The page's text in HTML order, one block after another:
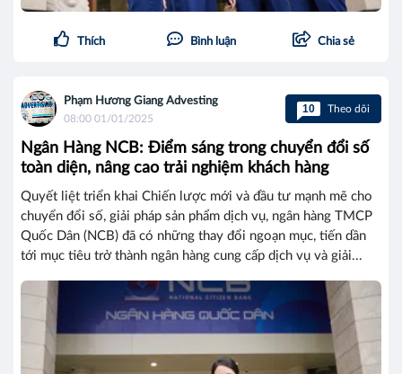
Thích Bình luận Chia sẻ
Phạm Hương Giang Advesting
08:00 01/01/2025
10 Theo dõi
Ngân Hàng NCB: Điểm sáng trong chuyển đổi số
toàn diện, nâng cao trải nghiệm khách hàng
Quyết liệt triển khai Chiến lược mới và đầu tư mạnh mẽ cho
chuyển đổi số, giải pháp sản phẩm dịch vụ, ngân hàng TMCP
Quốc Dân (NCB) đã có những thay đổi ngoạn mục, tiến dần
tới mục tiêu trở thành ngân hàng cung cấp dịch vụ và giải...